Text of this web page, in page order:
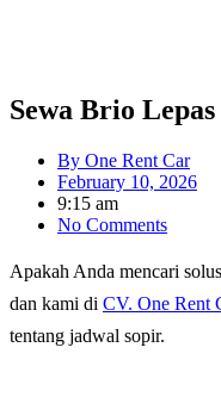
Sewa Brio
By One Rent Car
February 10, 2026
9:15 am
No Comments
Apakah Anda mencari
dan kami di CV. One Rent
tentang jadwal sopir.